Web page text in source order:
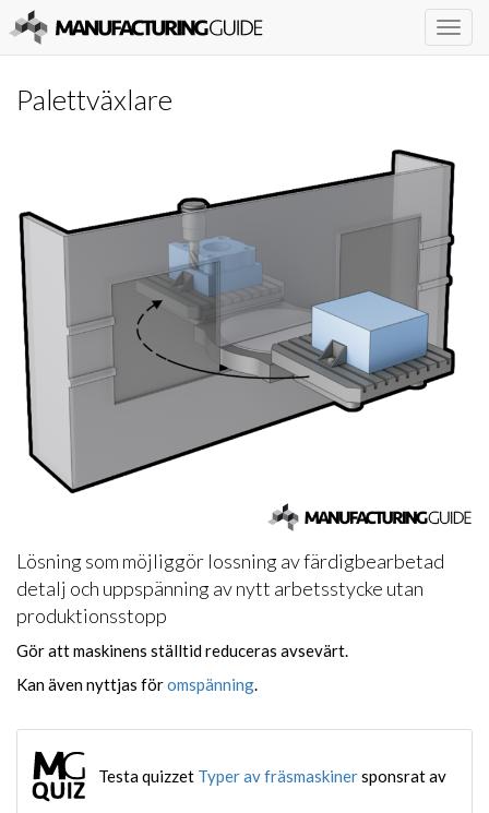
Palettväxlare
Lösning som möjliggör lossning av färdigbearbetad
detalj och uppspänning av nytt arbetsstycke utan
produktionsstopp
Gör att maskinens ställtid reduceras avsevärt.
Kan även nyttjas föromspänning.
Testa quizzet Typer av fräsmaskinersponsrat av